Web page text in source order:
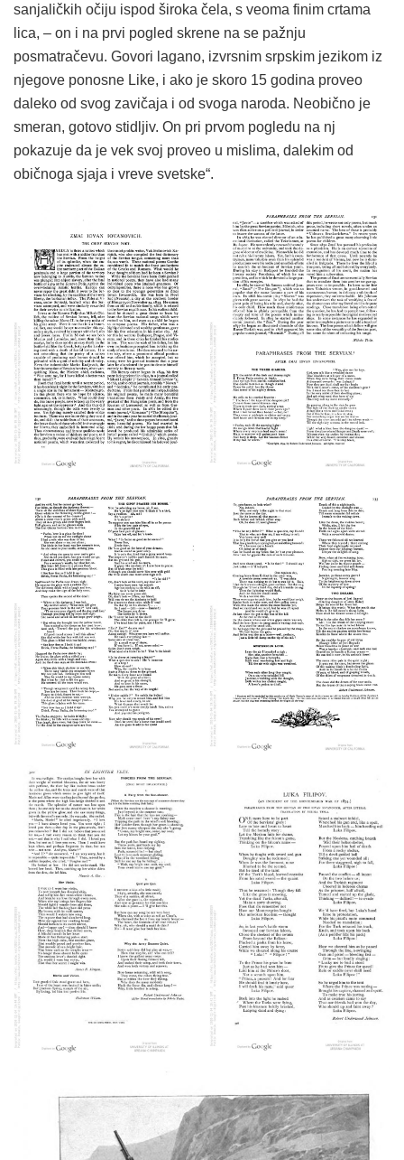
sanjaličkih očiju ispod široka čela, s veoma finim crtama
lica, – on i na prvi pogled skrene na se pažnju
posmatračevu. Govori lagano, izvrsnim srpskim jezikom iz
njegove ponosne Like, i ako je skoro 15 godina proveo
daleko od svog zavičaja i od svoga naroda. Neobično je
smeran, gotovo stidljiv. On pri prvom pogledu na nj
pokazuje da je vek svoj proveo u mislima, dalekim od
običnoga sjaja i vreve svetske“.